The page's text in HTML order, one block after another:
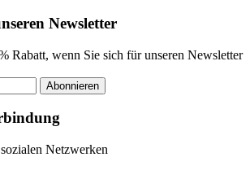
Newsletter
Rabatt, wenn Sie sich für unseren Newsletter
Abonnieren
Netzwerken